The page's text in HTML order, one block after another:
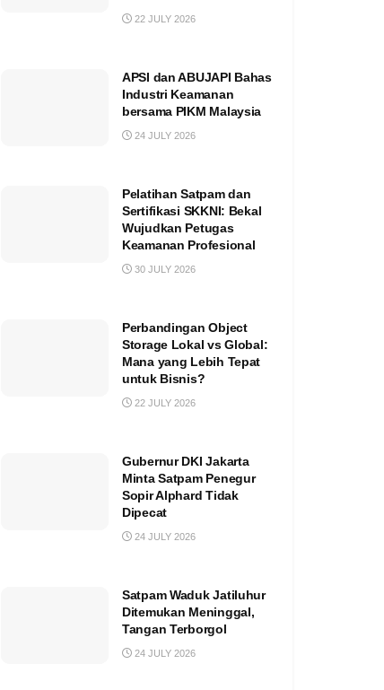
22 JULY 2026
APSI dan ABUJAPI Bahas
Industri Keamanan
bersama PIKM Malaysia
24 JULY 2026
Pelatihan Satpam dan
Sertifikasi SKKNI: Bekal
Wujudkan Petugas
Keamanan Profesional
30 JULY 2026
Perbandingan Object
Storage Lokal vs Global:
Mana yang Lebih Tepat
untuk Bisnis?
22 JULY 2026
Gubernur DKI Jakarta
Minta Satpam Penegur
Sopir Alphard Tidak
Dipecat
24 JULY 2026
Satpam Waduk Jatiluhur
Ditemukan Meninggal,
Tangan Terborgol
24 JULY 2026